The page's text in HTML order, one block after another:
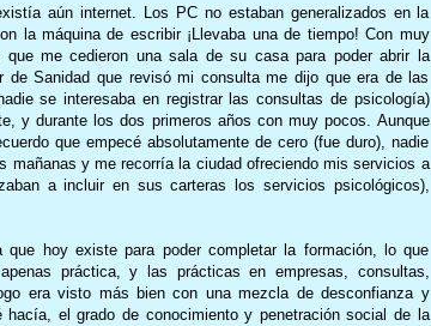
aún internet. Los PC no estaban generalizados en la
la máquina de escribir ¡Llevaba una de tiempo! Con muy
me cedieron una sala de su casa para poder abrir la
de Sanidad que revisó mi consulta me dijo que era de las
se interesaba en registrar las consultas de psicología)
y durante los dos primeros años con muy pocos. Aunque
que empecé absolutamente de cero (fue duro), nadie
mañanas y me recorría la ciudad ofreciendo mis servicios a
a incluir en sus carteras los servicios psicológicos),
hoy existe para poder completar la formación, lo que
práctica, y las prácticas en empresas, consultas,
era visto más bien con una mezcla de desconfianza y
el grado de conocimiento y penetración social de la